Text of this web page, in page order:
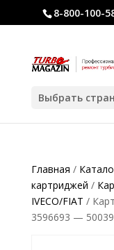
8-800-100-
Выбрать
Главная /
картриджей /
IVECO/FIAT /
3596693 —